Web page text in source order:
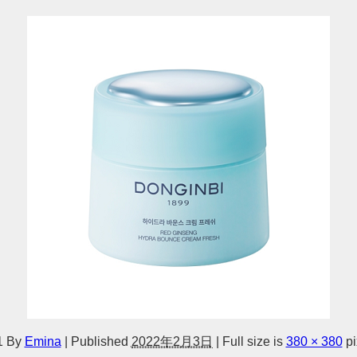
By Emina Published 2022年2月3日 Full size is 380 × 380